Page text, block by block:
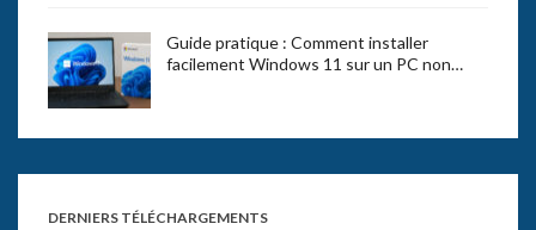
Guide pratique : Comment installer
facilement Windows 11 sur un PC non…
DERNIERS TÉLÉCHARGEMENTS